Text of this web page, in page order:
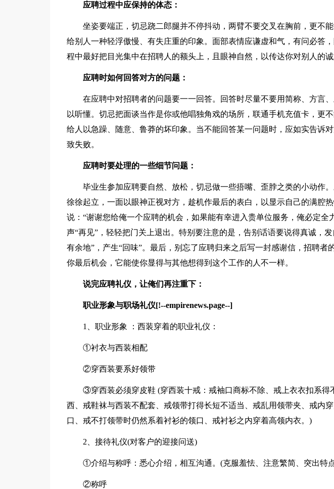
应聘过程中应保持的体态：
坐姿要端正，切忌跷二郎腿并不停抖动，两臂不要交叉在胸前，更不能
给别人一种轻浮傲慢、有失庄重的印象。面部表情应谦虚和气，有问必答
程中最好把目光集中在招聘人的额头上，且眼神自然，以传达你对别人的诚
应聘时如何回答对方的问题：
在应聘中对招聘者的问题要一一回答。回答时尽量不要用简称、方言、
以听懂。切忌把面谈当作是你或他唱独角戏的场所，联通手机充值卡，更
给人以急躁、随意、鲁莽的坏印象。当不能回答某一问题时，应如实告诉
致失败。
应聘时要处理的一些细节问题：
毕业生参加应聘要自然、放松，切忌做一些捂嘴、歪脖之类的小动作。
徐徐起立，一面以眼神正视对方，趁机作最后的表白，以显示自己的满腔
说：“谢谢您给俺一个应聘的机会，如果能有幸进入贵单位服务，俺必定全
声“再见”，轻轻把门关上退出。特别要注意的是，告别话语要说得真诚，
有余地”，产生“回味”。最后，别忘了应聘归来之后写一封感谢信，招聘者
你最后机会，它能使你显得与其他想得到这个工作的人不一样。
说完应聘礼仪，让俺们再注重下：
职业形象与职场礼仪[!--empirenews.page--]
1、职业形象 ：西装穿着的职业礼仪：
①衬衣与西装相配
②穿西装要系好领带
③穿西装必须穿皮鞋 (穿西装十戒：戒袖口商标不除、戒上衣衣扣系得
西、戒鞋袜与西装不配套、戒领带打得长短不适当、戒乱用领带夹、戒内
口、戒不打领带时仍然系着衬衫的领口、戒衬衫之内穿着高领内衣。)
2、接待礼仪(对客户的迎接问送)
①介绍与称呼：悉心介绍，相互沟通。(克服羞怯、注意繁简、突出特
②称呼